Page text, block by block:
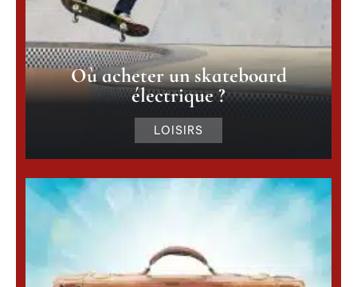
Où acheter un skateboard
électrique ?
LOISIRS